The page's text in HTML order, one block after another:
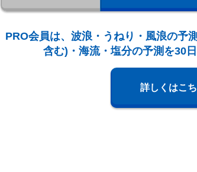
PRO会員は、波浪・うねり・風浪の予
含む)・海流・塩分の予測を30
詳しくはこ